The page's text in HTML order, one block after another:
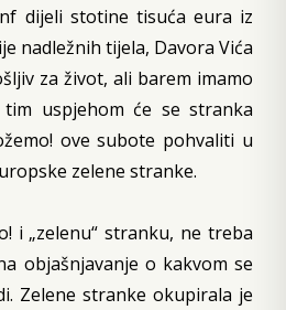
dijeli stotine tisuća eura iz
nadležnih tijela, Davora Vića
za život, ali barem imamo
tim uspjehom će se stranka
ove subote pohvaliti u
zelene stranke.
i „zelenu“ stranku, ne treba
objašnjavanje o kakvom se
Zelene stranke okupirala je